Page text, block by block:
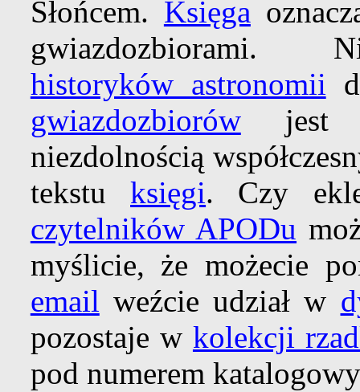
Słońcem. Księga
gwiazdozbiorami.
historyków astronomii
gwiazdozbiorówjest
niezdolnością
tekstuksięgi. Czy
czytelników APODu
myślicie, że możecie
email weźcie udział w
pozostaje w kolekcji
pod numerem